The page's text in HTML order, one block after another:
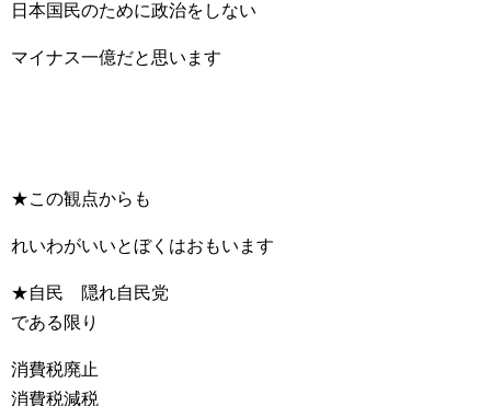
日本国民のために政治をしない
マイナス一億だと思います
★この観点からも
れいわがいいとぼくはおもいます
★自民 隠れ自民党
である限り
消費税廃止
消費税減税